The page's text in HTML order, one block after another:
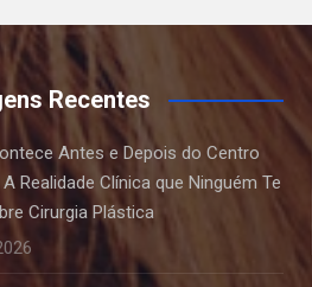
Recentes
Antes e Depois do Centro
Realidade Clínica que Ninguém Te
Cirurgia Plástica